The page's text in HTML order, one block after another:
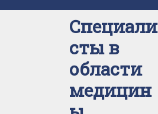
Специали
сты в
области
медицин